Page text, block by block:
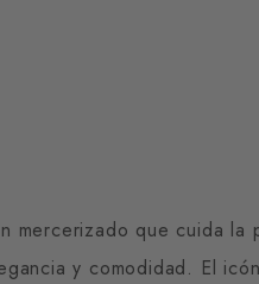
mercerizado que cuida
y comodidad. El